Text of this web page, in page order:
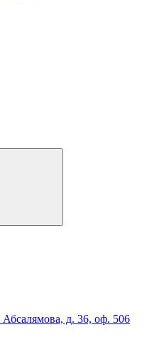
Абсалямова, д. 36, оф. 506